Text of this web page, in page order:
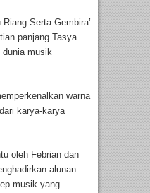
Serta Gembira’
panjang Tasya
musik
warna
karya-karya
oleh Febrian dan
alunan
musik yang